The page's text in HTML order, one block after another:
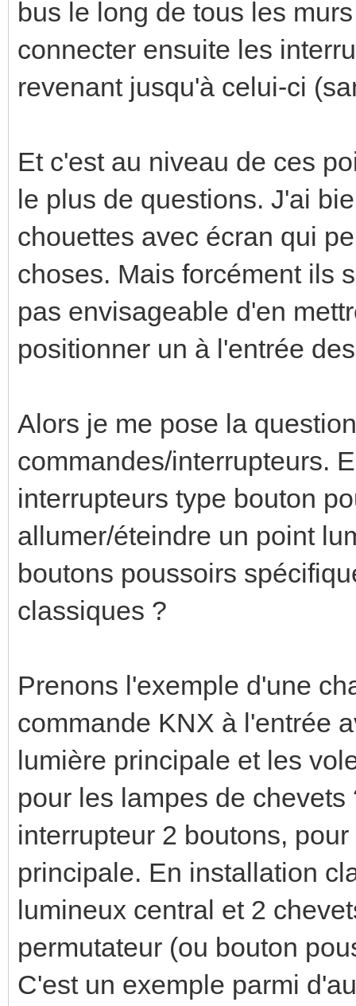
bus le long de tous les
connecter ensuite les
revenant jusqu'à celui-ci
Et c'est au niveau de ces
le plus de questions. J'ai
chouettes avec écran qui
choses. Mais forcément ils
pas envisageable d'en
positionner un à l'entrée
Alors je me pose la
commandes/interrupteurs.
interrupteurs type bouton
allumer/éteindre un point
boutons poussoirs
classiques ?
Prenons l'exemple d'une
commande KNX à l'entrée
lumière principale et les
pour les lampes de
interrupteur 2 boutons,
principale. En installation
lumineux central et 2
permutateur (ou bouton
C'est un exemple parmi